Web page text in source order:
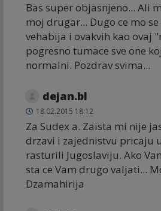
Bas super objasnjeno... Ali
moj drugar... Dugo ce mo
vehabija i ovakvih kao ovaj
pogresno tumace sve one
normalni. Pozdrav svima...
dejan.bl
18.02.2015 18:12
Za Sudex a. Zaista mi nije
drzavi i zajednistvu pricaju
rasturili Jugoslaviju. Ako
sta ce Vam drugo valjati...
Dzamahirija